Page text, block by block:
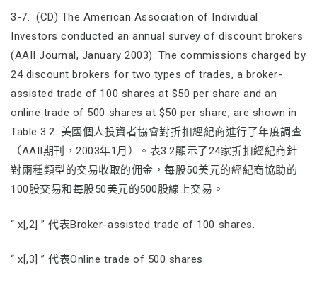
3-7. (CD) The American Association of Individual
Investors conducted an annual survey of discount brokers
(AAII Journal, January 2003). The commissions charged by
24 discount brokers for two types of trades, a broker-
assisted trade of 100 shares at $50 per share and an
online trade of 500 shares at $50 per share, are shown in
Table 3.2. 美國個人投資者協會對折扣經紀商進行了年度調查
（AAII期刊，2003年1月）。表3.2顯示了24家折扣經紀商針
對兩種類型的交易收取的佣金，每股50美元的經紀商協助的
100股交易和每股50美元的500股線上交易。
“ x[,2] ” 代表Broker-assisted trade of 100 shares.
“ x[,3] ” 代表Online trade of 500 shares.